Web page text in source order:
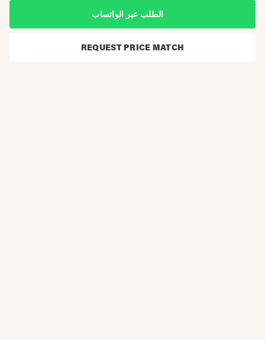
الطلب عبر الواتساب
REQUEST PRICE MATCH